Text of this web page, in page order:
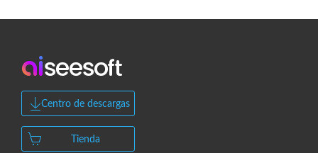
Centro de descargas
Tienda